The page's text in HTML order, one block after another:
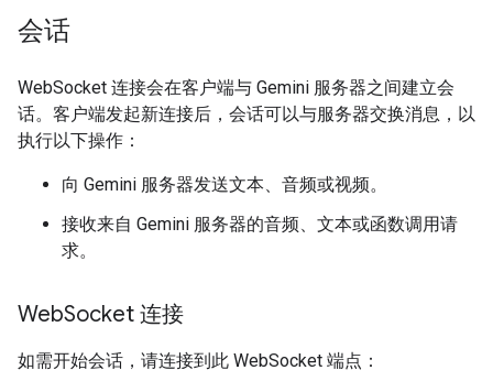
会话
WebSocket 连接会在客户端与 Gemini 服务器之间建立会
话。客户端发起新连接后，会话可以与服务器交换消息，以
执行以下操作：
向 Gemini 服务器发送文本、音频或视频。
接收来自 Gemini 服务器的音频、文本或函数调用请
求。
WebSocket 连接
如需开始会话，请连接到此 WebSocket 端点：